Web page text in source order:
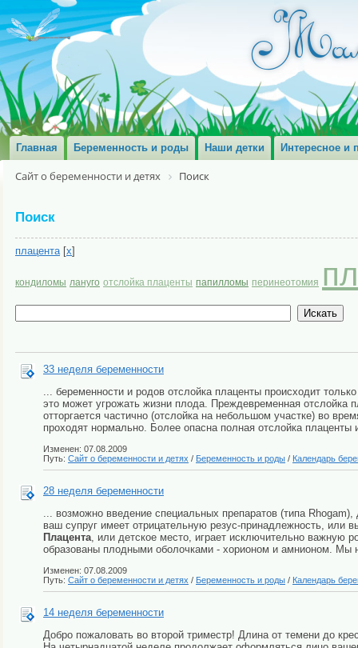
Главная Беременность и роды Наши детки Интересное и
Сайт о беременности и детях Поиск
Поиск
плацента[x]
кондиломы лануго отслойка плаценты папилломы перинеотомия
33 неделя беременности
... беременности и родов отслойка плаценты происходит
это может угрожать жизни плода. Преждевременная
отторгается частично (отслойка на небольшом участке) во
проходят нормально. Более опасна полная отслойка
Изменен: 07.08.2009
Путь: Сайт о беременности и детях / Беременность и роды / Календарь
28 неделя беременности
... возможно введение специальных препаратов (типа
ваш супруг имеет отрицательную резус-принадлежность, или
Плацента , или детское место, играет исключительно
образованы плодными оболочками - хорионом и амнионом. Мы
Изменен: 07.08.2009
Путь: Сайт о беременности и детях / Беременность и роды / Календарь
14 неделя беременности
Добро пожаловать во второй триместр! Длина от темени до